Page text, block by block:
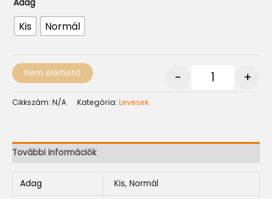
Adag
Kis Normál
- +
Nem elérhető
Cikkszám: N/A Kategória: Levesek
További információk
Adag Kis, Normál